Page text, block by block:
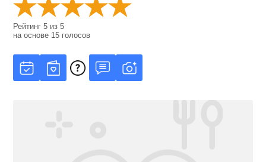
Рейтинг5 из5
на основе 15 голосов